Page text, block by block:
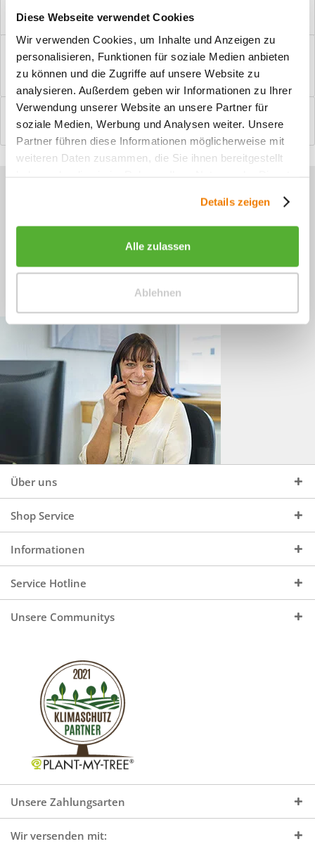
Diese Webseite verwendet Cookies
Wir verwenden Cookies, um Inhalte und Anzeigen zu
personalisieren, Funktionen für soziale Medien anbieten
zu können und die Zugriffe auf unsere Website zu
analysieren. Außerdem geben wir Informationen zu Ihrer
Verwendung unserer Website an unsere Partner für
soziale Medien, Werbung und Analysen weiter. Unsere
Partner führen diese Informationen möglicherweise mit
weiteren Daten zusammen, die Sie ihnen bereitgestellt
Details zeigen
Alle zulassen
Ablehnen
Windfangelemente online am Bildschirm konfigurieren und
einbaufertig bestellen. In wenigen...
Bewertungen
0
Bewertungen lesen, schreiben und diskutieren...mehr
Sie haben Fragen zu unseren
+49 (0)4244 965 34 04
Mo - Do, 09:00 - 16:00 Uhr
und Fr, 09:00 - 13:00 Uhr
Über uns
Shop Service
Informationen
Service Hotline
Unsere Communitys
Unsere Zahlungsarten
Wir versenden mit: